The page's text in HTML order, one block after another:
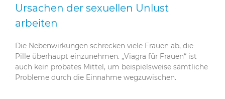
Ursachen der sexuellen Unlust
arbeiten
Die Nebenwirkungen schrecken viele Frauen ab, die
Pille überhaupt einzunehmen. „Viagra für Frauen“ ist
auch kein probates Mittel, um beispielsweise sämtliche
Probleme durch die Einnahme wegzuwischen.